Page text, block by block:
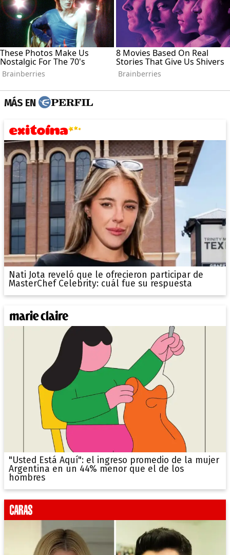
MÁS EN
Nati Jota reveló que le ofrecieron participar de
MasterChef Celebrity: cuál fue su respuesta
"Usted Está Aquí": el ingreso promedio de la mujer
Argentina en un 44% menor que el de los
hombres